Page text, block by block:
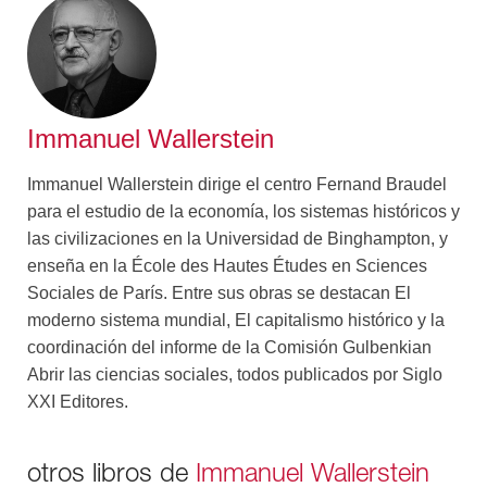
histórico constituye una síntesis oportuna y estimulante
de una de las valoraciones más provocadoras y
sugerentes del capitalismo como modo de producción,
así como de su papel y relevancia en la historia
mundial.
Immanuel Wallerstein
Immanuel Wallerstein dirige el centro Fernand Braudel
para el estudio de la economía, los sistemas históricos y
las civilizaciones en la Universidad de Binghampton, y
enseña en la École des Hautes Études en Sciences
Sociales de París. Entre sus obras se destacan El
moderno sistema mundial, El capitalismo histórico y la
coordinación del informe de la Comisión Gulbenkian
Abrir las ciencias sociales, todos publicados por Siglo
XXI Editores.
otros libros de Immanuel Wallerstein